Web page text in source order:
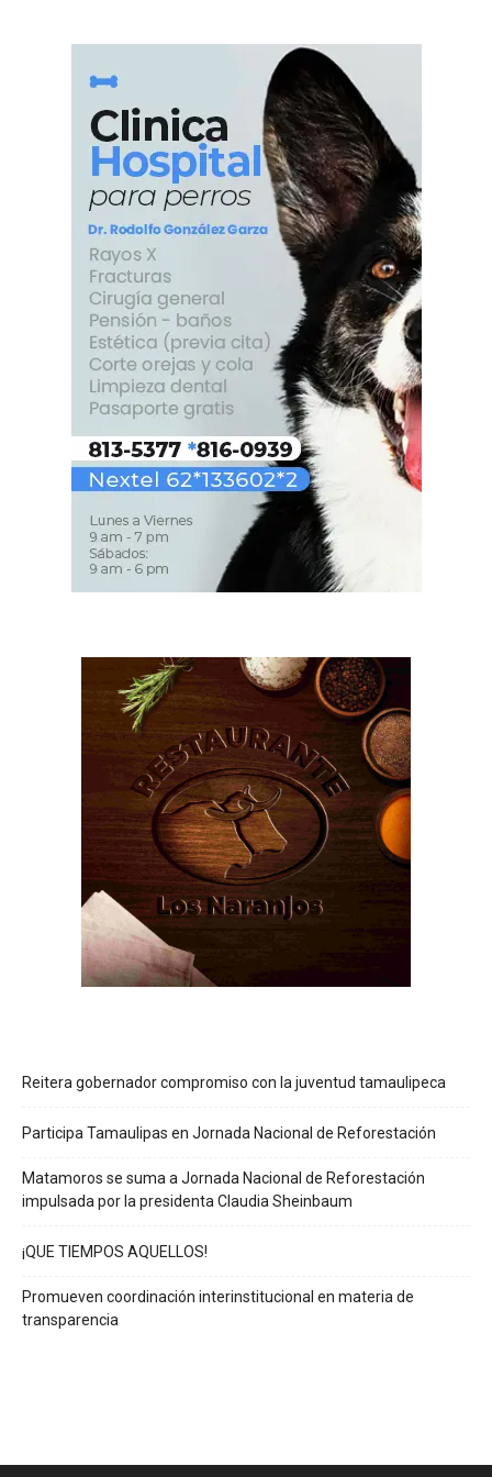
Reitera gobernador compromiso con la juventud tamaulipeca
Participa Tamaulipas en Jornada Nacional de Reforestación
Matamoros se suma a Jornada Nacional de Reforestación
impulsada por la presidenta Claudia Sheinbaum
¡QUE TIEMPOS AQUELLOS!
Promueven coordinación interinstitucional en materia de
transparencia